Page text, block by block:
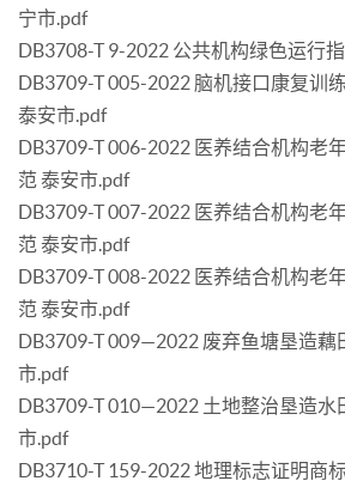
宁市.pdf
DB3708-T 9-2022 公共机构绿色运行
DB3709-T 005-2022 脑机接口康复训
泰安市.pdf
DB3709-T 006-2022 医养结合机构老
范 泰安市.pdf
DB3709-T 007-2022 医养结合机构老
范 泰安市.pdf
DB3709-T 008-2022 医养结合机构老
范 泰安市.pdf
DB3709-T 009—2022 废弃鱼塘垦造藕
市.pdf
DB3709-T 010—2022 土地整治垦造水
市.pdf
DB3710-T 159-2022 地理标志证明商